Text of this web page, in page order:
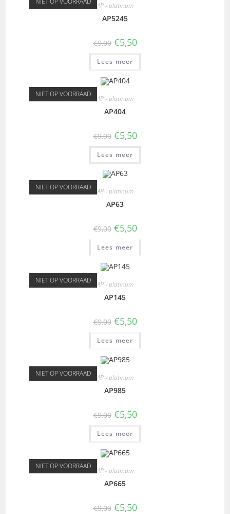
AP - platinum
AP5245
€9,00 €5,50
Lees meer
NIET OP VOORRAAD AP - platinum
AP404
€9,00 €5,50
Lees meer
NIET OP VOORRAAD AP - platinum
AP63
€9,00 €5,50
Lees meer
NIET OP VOORRAAD AP - platinum
AP145
€9,00 €5,50
Lees meer
NIET OP VOORRAAD AP - platinum
AP985
€9,00 €5,50
Lees meer
NIET OP VOORRAAD AP - platinum
AP665
€9,00 €5,50